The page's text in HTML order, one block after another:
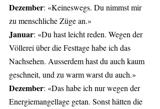
Dezember: «Keineswegs. Du nimmst mir
zu menschliche Züge an.»
Januar: «Du hast leicht reden. Wegen der
Völlerei über die Festtage habe ich das
Nachsehen. Ausserdem hast du auch kaum
geschneit, und zu warm warst du auch.»
Dezember: «Das habe ich nur wegen der
Energiemangellage getan. Sonst hätten die